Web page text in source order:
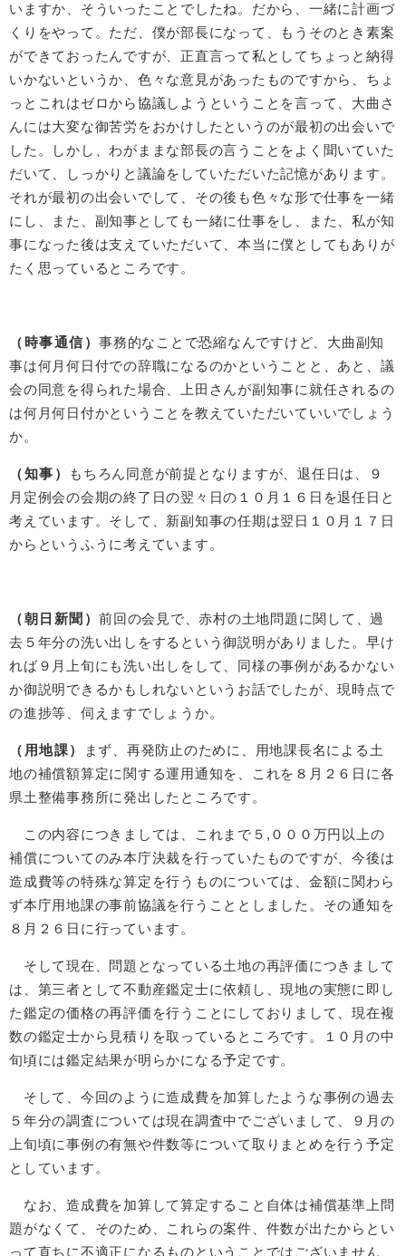
いますか、そういったことでしたね。だから、一緒に計画づ
くりをやって。ただ、僕が部長になって、もうそのとき素案
ができておったんですが、正直言って私としてちょっと納得
いかないというか、色々な意見があったものですから、ちょ
っとこれはゼロから協議しようということを言って、大曲さ
んには大変な御苦労をおかけしたというのが最初の出会いで
した。しかし、わがままな部長の言うことをよく聞いていた
だいて、しっかりと議論をしていただいた記憶があります。
それが最初の出会いでして、その後も色々な形で仕事を一緒
にし、また、副知事としても一緒に仕事をし、また、私が知
事になった後は支えていただいて、本当に僕としてもありが
たく思っているところです。
（時事通信） 事務的なことで恐縮なんですけど、大曲副知
事は何月何日付での辞職になるのかということと、あと、議
会の同意を得られた場合、上田さんが副知事に就任されるの
は何月何日付かということを教えていただいていいでしょう
か。
（知事）
もちろん同意が前提となりますが、退任日は、９
月定例会の会期の終了日の翌々日の１０月１６日を退任日と
考えています。そして、新副知事の任期は翌日１０月１７日
からというふうに考えています。
（朝日新聞） 前回の会見で、赤村の土地問題に関して、過
去５年分の洗い出しをするという御説明がありました。早け
れば９月上旬にも洗い出しをして、同様の事例があるかない
か御説明できるかもしれないというお話でしたが、現時点で
の進捗等、伺えますでしょうか。
（用地課）
まず、再発防止のために、用地課長名による土
地の補償額算定に関する運用通知を、これを８月２６日に各
県土整備事務所に発出したところです。
この内容につきましては、これまで５,０００万円以上の
補償についてのみ本庁決裁を行っていたものですが、今後は
造成費等の特殊な算定を行うものについては、金額に関わら
ず本庁用地課の事前協議を行うこととしました。その通知を
８月２６日に行っています。
そして現在、問題となっている土地の再評価につきまして
は、第三者として不動産鑑定士に依頼し、現地の実態に即し
た鑑定の価格の再評価を行うことにしておりまして、現在複
数の鑑定士から見積りを取っているところです。１０月の中
旬頃には鑑定結果が明らかになる予定です。
そして、今回のように造成費を加算したような事例の過去
５年分の調査については現在調査中でございまして、９月の
上旬頃に事例の有無や件数等について取りまとめを行う予定
としています。
なお、造成費を加算して算定すること自体は補償基準上問
題がなくて、そのため、これらの案件、件数が出たからとい
って直ちに不適正になるものということではございません